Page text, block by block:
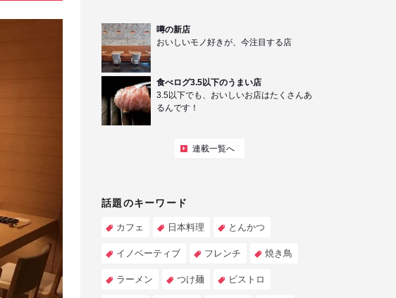
噂の新店
おいしいモノ好きが、今注目する店
食べログ3.5以下のうまい店
3.5以下でも、おいしいお店はたくさんあ
るんです！
連載一覧へ
話題のキーワード
カフェ 日本料理 とんかつ
イノベーティブ フレンチ 焼き鳥
ラーメン つけ麺 ビストロ